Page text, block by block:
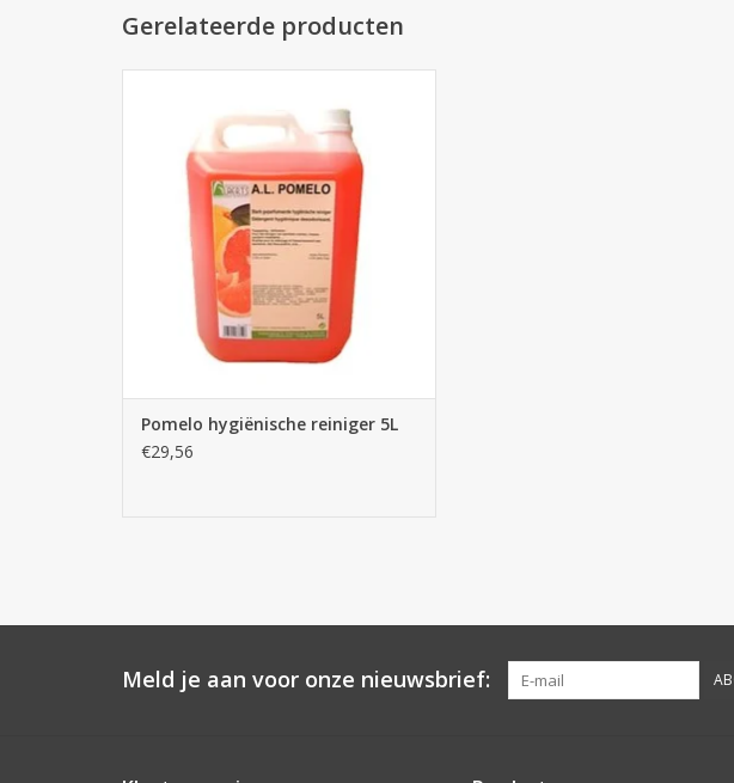
Gerelateerde producten
uitermate begeerde oppervlakte- en
vloerreiniger die alles écht 'hygiënisch'
clean maakt!
TOEVOEGEN AAN WINKELWAGEN
Pomelo hygiënische reiniger 5L
€29,56
Meld je aan voor onze nieuwsbrief: